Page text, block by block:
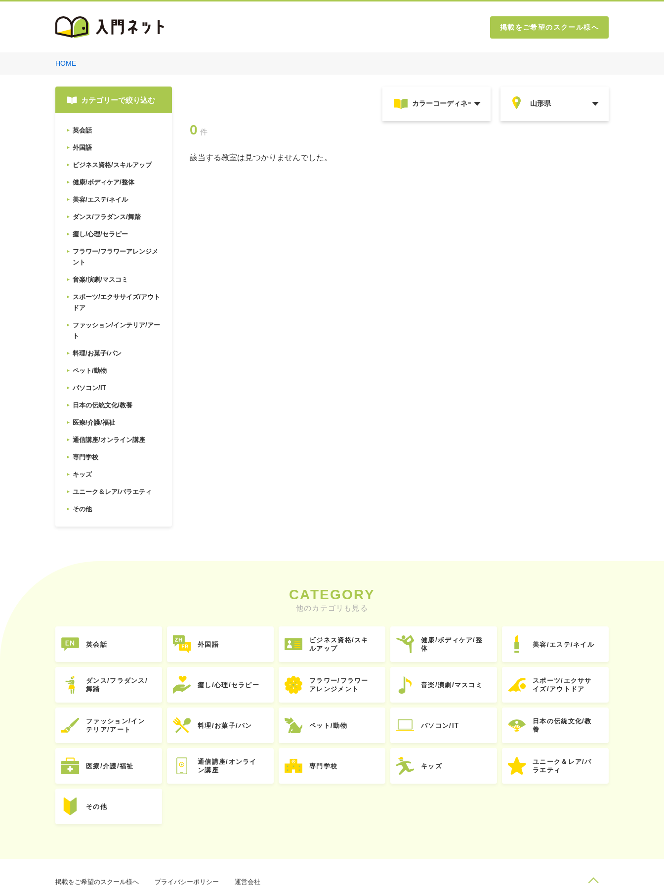
掲載をご希望のスクール様へ
HOME
カテゴリーで絞り込む
英会話
外国語
ビジネス資格/スキルアップ
健康/ボディケア/整体
美容/エステ/ネイル
ダンス/フラダンス/舞踏
癒し/心理/セラピー
フラワー/フラワーアレンジメ
ント
音楽/演劇/マスコミ
スポーツ/エクササイズ/アウト
ドア
ファッション/インテリア/アー
ト
料理/お菓子/パン
ペット/動物
パソコン/IT
日本の伝統文化/教養
医療/介護/福祉
通信講座/オンライン講座
専門学校
キッズ
ユニーク＆レア/バラエティ
その他
0 件
該当する教室は見つかりませんでした。
CATEGORY
他のカテゴリも見る
英会話 外国語
ビジネス資格/スキ
ルアップ
健康/ボディケア/整
体
美容/エステ/ネイル
ダンス/フラダンス/
舞踏
癒し/心理/セラピー
フラワー/フラワー
アレンジメント
音楽/演劇/マスコミ
スポーツ/エクササ
イズ/アウトドア
ファッション/イン
テリア/アート
料理/お菓子/パン ペット/動物 パソコン/IT
日本の伝統文化/教
養
医療/介護/福祉
通信講座/オンライ
ン講座
専門学校 キッズ
ユニーク＆レア/バ
ラエティ
その他
掲載をご希望のスクール様へ プライバシーポリシー 運営会社